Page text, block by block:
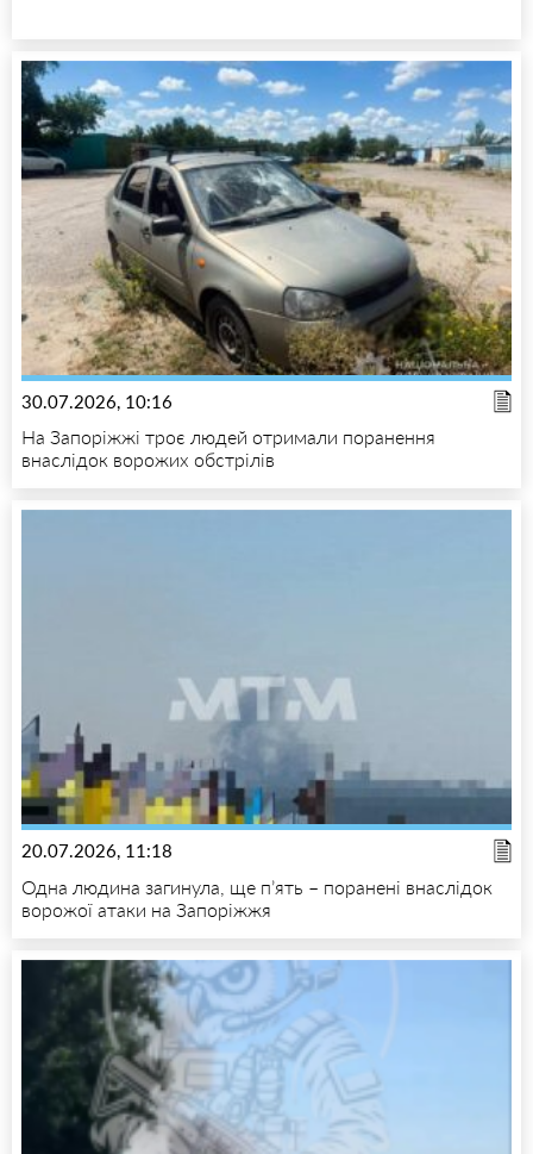
30.07.2026, 10:16
На Запоріжжі троє людей отримали поранення
внаслідок ворожих обстрілів
20.07.2026, 11:18
Одна людина загинула, ще п’ять – поранені внаслідок
ворожої атаки на Запоріжжя